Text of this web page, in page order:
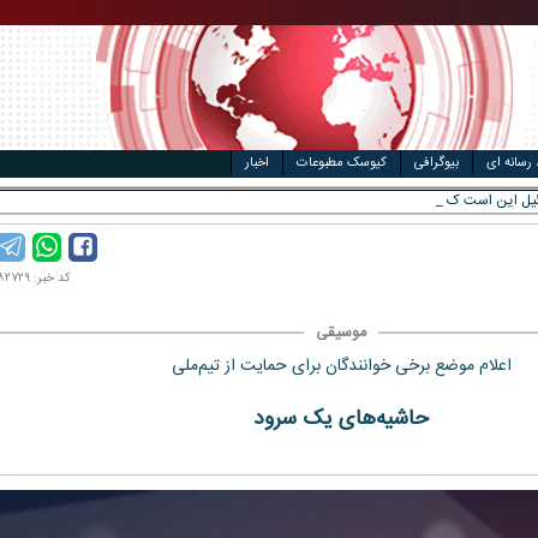
خودرو
رسانه ای بیوگرافی کیوسک مطبوعات اخبار
کد خبر: ۱۴۰۱۰۸۲۷۲۹
موسیقی
اعلام موضع برخی خوانندگان برای حمایت از تیم‌ملی
حاشیه‌های یک سرود